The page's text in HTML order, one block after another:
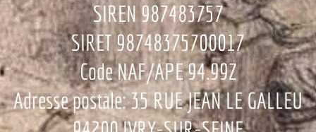
SIREN 987483757
SIRET 98748375700017
Code NAF/APE 94.99Z
Adresse postale: 35 RUE JEAN LE GALLEU